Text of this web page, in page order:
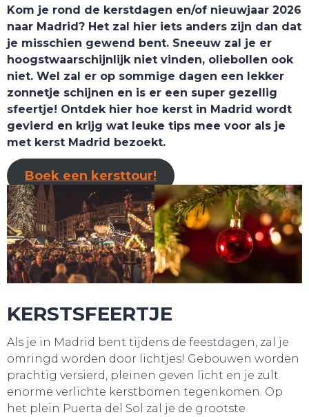
HOME
Kom je rond de kerstdagen en/of nieuwjaar 2026
naar Madrid? Het zal hier iets anders zijn dan dat
je misschien gewend bent. Sneeuw zal je er
hoogstwaarschijnlijk niet vinden, oliebollen ook
niet. Wel zal er op sommige dagen een lekker
zonnetje schijnen en is er een super gezellig
sfeertje! Ontdek hier hoe kerst in Madrid wordt
gevierd en krijg wat leuke tips mee voor als je
met kerst Madrid bezoekt.
Boek een kersttour!
KERSTSFEERTJE
Als je in Madrid bent tijdens de feestdagen, zal je
omringd worden door lichtjes! Gebouwen worden
prachtig versierd, pleinen geven licht en je zult
enorme verlichte kerstbomen tegenkomen. Op
het plein Puerta del Sol zal je de grootste